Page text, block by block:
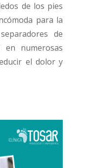
de los pies
para la
de
en numerosas
el dolor y